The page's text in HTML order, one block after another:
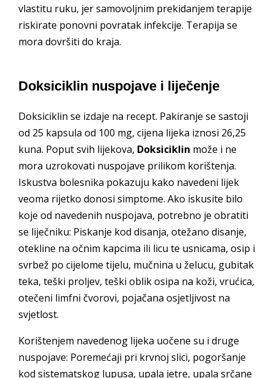
vlastitu ruku, jer samovoljnim prekidanjem terapije
riskirate ponovni povratak infekcije. Terapija se
mora dovršiti do kraja.
Doksiciklin nuspojave i liječenje
Doksiciklin se izdaje na recept. Pakiranje se sastoji
od 25 kapsula od 100 mg, cijena lijeka iznosi 26,25
kuna. Poput svih lijekova, Doksiciklin može i ne
mora uzrokovati nuspojave prilikom korištenja.
Iskustva bolesnika pokazuju kako navedeni lijek
veoma rijetko donosi simptome. Ako iskusite bilo
koje od navedenih nuspojava, potrebno je obratiti
se liječniku: Piskanje kod disanja, otežano disanje,
otekline na očnim kapcima ili licu te usnicama, osip i
svrbež po cijelome tijelu, mučnina u želucu, gubitak
teka, teški proljev, teški oblik osipa na koži, vrućica,
otečeni limfni čvorovi, pojačana osjetljivost na
svjetlost.
Korištenjem navedenog lijeka uočene su i druge
nuspojave: Poremećaji pri krvnoj slici, pogoršanje
kod sistematskog lupusa, upala jetre, upala srčane